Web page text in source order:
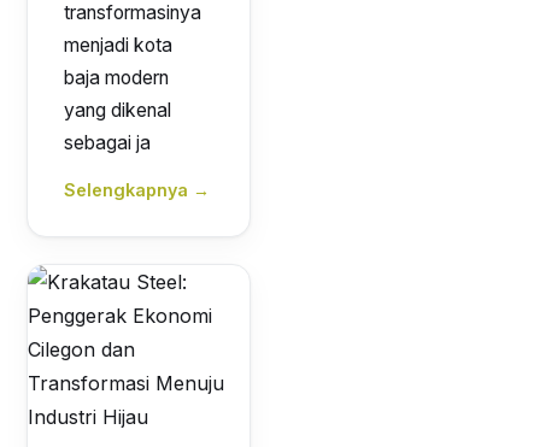
transformasinya
menjadi kota
baja modern
yang dikenal
sebagai ja
Selengkapnya →